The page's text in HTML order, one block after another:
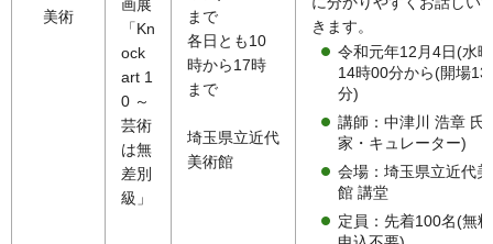
美術
画展
「Kn
ock
art 1
0 ～
芸術
は無
差別
級」
まで
各日とも10
時から17時
まで
埼玉県立近代
美術館
きます。
令和元年12月4日(水
14時00分から(開場13
分)
講師：中津川 浩章 氏
家・キュレーター)
会場：埼玉県立近代
館 講堂
定員：先着100名(無